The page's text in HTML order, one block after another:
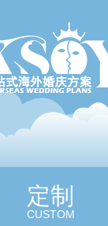
定制
CUSTOM